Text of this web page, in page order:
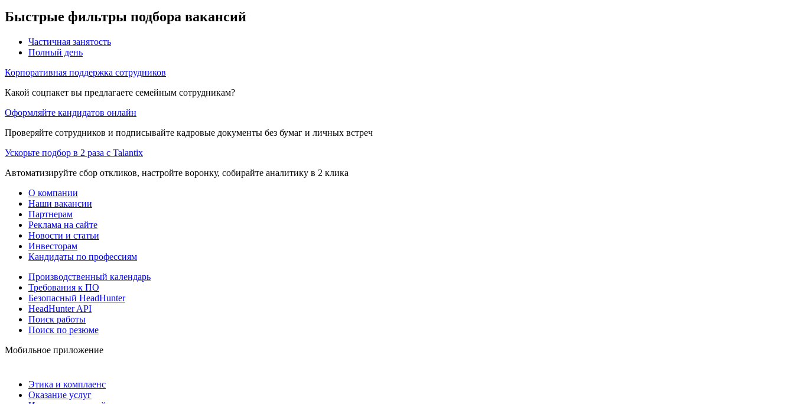
Быстрые фильтры подбора вакансий
Частичная занятость
Полный день
Корпоративная поддержка сотрудников
Какой соцпакет вы предлагаете семейным сотрудникам?
Оформляйте кандидатов онлайн
Проверяйте сотрудников и подписывайте кадровые документы без бумаг и личных встреч
Ускорьте подбор в 2 раза с Talantix
Автоматизируйте сбор откликов, настройте воронку, собирайте аналитику в 2 клика
О компании
Наши вакансии
Партнерам
Реклама на сайте
Новости и статьи
Инвесторам
Кандидаты по профессиям
Производственный календарь
Требования к ПО
Безопасный HeadHunter
HeadHunter API
Поиск работы
Поиск по резюме
Мобильное приложение
Этика и комплаенс
Оказание услуг